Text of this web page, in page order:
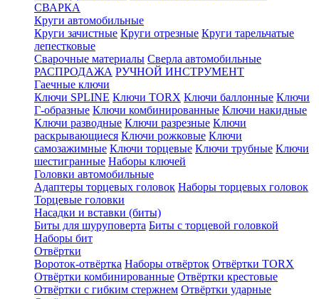
СВАРКА
Круги автомобильные
Круги зачистные Круги отрезные Круги тарельчатые
лепестковые
Сварочные материалы Сверла автомобильные
РАСПРОДАЖА РУЧНОЙ ИНСТРУМЕНТ
Гаечные ключи
Ключи SPLINE Ключи TORX Ключи баллонные Ключи
Г-образные Ключи комбинированные Ключи накидные
Ключи разводные Ключи разрезные Ключи
раскрывающиеся Ключи рожковые Ключи
самозажимные Ключи торцевые Ключи трубные Ключи
шестигранные Наборы ключей
Головки автомобильные
Адаптеры торцевых головок Наборы торцевых головок
Торцевые головки
Насадки и вставки (биты)
Биты для шуруповерта Биты с торцевой головкой
Наборы бит
Отвёртки
Вороток-отвёртка Наборы отвёрток Отвёртки TORX
Отвёртки комбинированные Отвёртки крестовые
Отвёртки с гибким стержнем Отвёртки ударные